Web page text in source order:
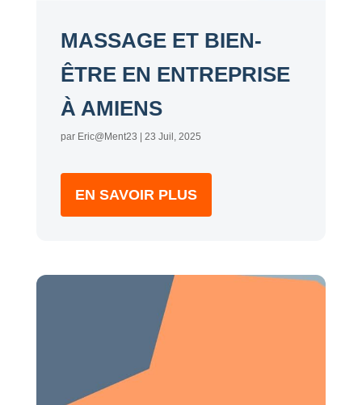
MASSAGE ET BIEN-
ÊTRE EN ENTREPRISE
À AMIENS
par Eric@Ment23 23 Juil, 2025
EN SAVOIR PLUS